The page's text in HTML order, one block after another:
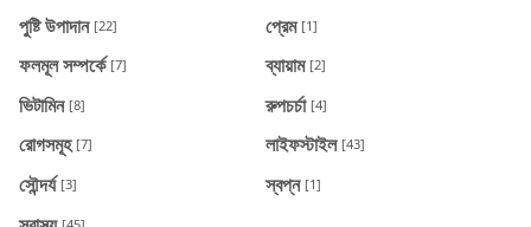
পুষ্টি উপাদান [22] প্রেম [1]
ফলমূল সম্পর্কে [7] ব্যায়াম [2]
ভিটামিন [8] রুপচর্চা [4]
রোগসমূহ [7] লাইফস্টাইল [43]
সৌন্দর্য [3] স্বপ্ন [1]